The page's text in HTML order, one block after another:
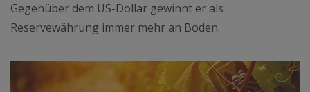
Gegenüber dem US-Dollar gewinnt er als
Reservewährung immer mehr an Boden.